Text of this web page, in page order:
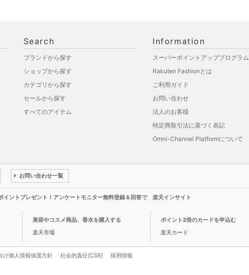
Search
ブランドから探す
ショップから探す
カテゴリから探す
セールから探す
すべてのアイテム
Information
スーパーポイントアッププログラム
Rakuten Fashionとは
ご利用ガイド
お問い合わせ
法人のお客様
特定商取引法に基づく表記
Omni-Channel Platformについて
お問い合わせ一覧
イントプレゼント！アンケートモニター無料登録＆回答で 楽天インサイト
美容やコスメ商品、香水を購入する
楽天市場
ポイント2倍のカードを申込む
楽天カード
け個人情報保護方針 社会的責任[CSR] 採用情報